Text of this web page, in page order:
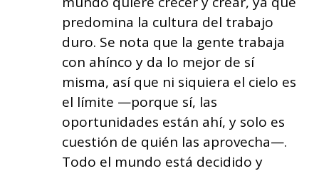
predomina la cultura del trabajo
duro. Se nota que la gente trabaja
con ahínco y da lo mejor de sí
misma, así que ni siquiera el cielo es
el límite —porque sí, las
oportunidades están ahí, y solo es
cuestión de quién las aprovecha—.
Todo el mundo está decidido y